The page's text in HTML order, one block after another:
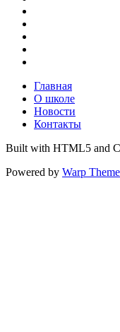
Главная
О школе
Новости
Контакты
Built with HTML5 and
Powered by Warp